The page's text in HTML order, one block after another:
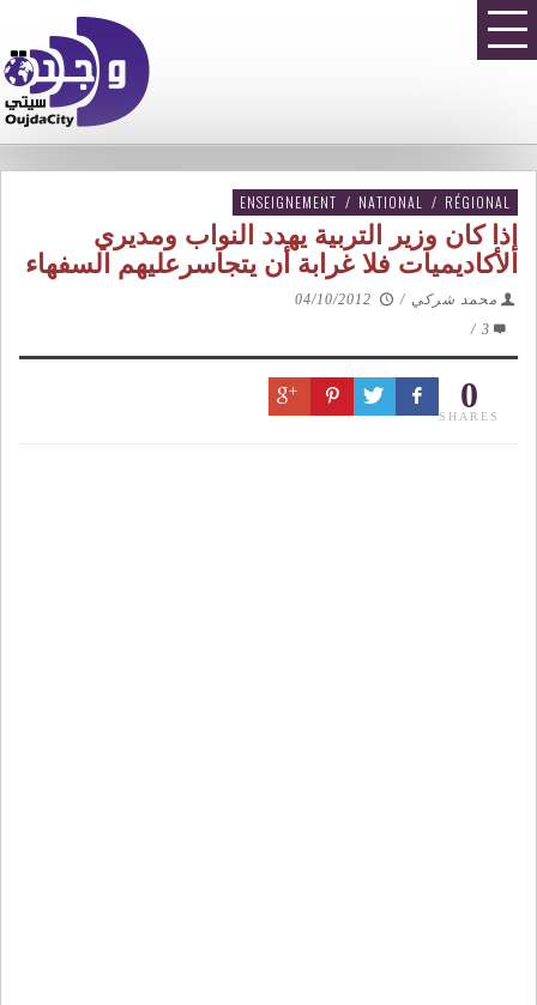
ENSEIGNEMENT / NATIONAL / RÉGIONAL
إذا كان وزير التربية يهدد النواب ومديري
الأكاديميات فلا غرابة أن يتجاسرعليهم السفهاء
محمد شركي /
04/10/2012
3
/
0
SHARES